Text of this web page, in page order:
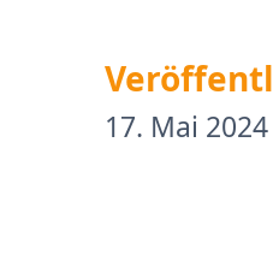
17. Mai 2024